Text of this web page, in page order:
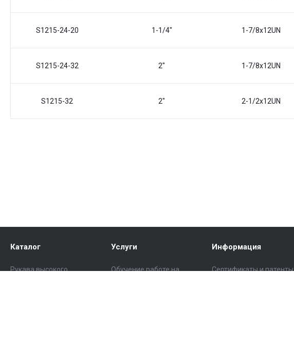
S1215-24-20 1-1/4" 1-7/8x12UN
S1215-24-32 2" 1-7/8x12UN
S1215-32 2" 2-1/2x12UN
Каталог
Рукава высокого
Услуги
Обучение работе на
Информация
Сертификаты и патенты